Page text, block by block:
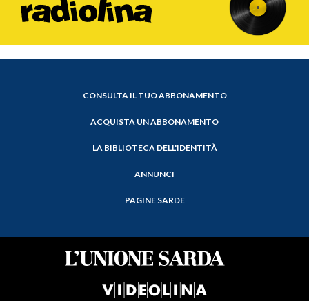
CONSULTA IL TUO ABBONAMENTO
ACQUISTA UN ABBONAMENTO
LA BIBLIOTECA DELL'IDENTITÀ
ANNUNCI
PAGINE SARDE